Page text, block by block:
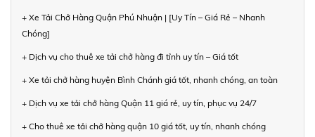
+ Xe Tải Chở Hàng Quận Phú Nhuận | [Uy Tín – Giá Rẻ – Nhanh
Chóng]
+ Dịch vụ cho thuê xe tải chở hàng đi tỉnh uy tín – Giá tốt
+ Xe tải chở hàng huyện Bình Chánh giá tốt, nhanh chóng, an toàn
+ Dịch vụ xe tải chở hàng Quận 11 giá rẻ, uy tín, phục vụ 24/7
+ Cho thuê xe tải chở hàng quận 10 giá tốt, uy tín, nhanh chóng